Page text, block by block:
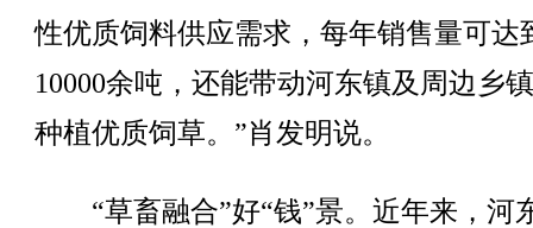
性优质饲料供应需求，每年销售量可达
10000余吨，还能带动河东镇及周边乡
种植优质饲草。”肖发明说。
“草畜融合”好“钱”景。近年来，河